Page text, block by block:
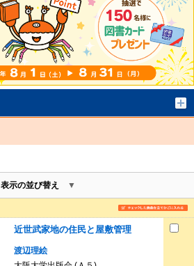
表示の並び替え
近世武家地の住民と屋敷管理
渡辺理絵